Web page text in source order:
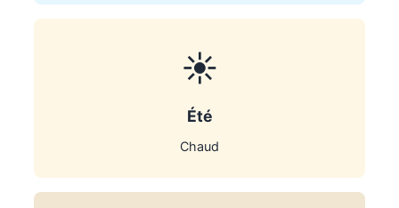
☀️
Été
Chaud